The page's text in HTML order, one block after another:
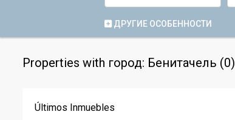
ДРУГИЕ ОСОБЕННОСТИ
Properties with город: Бенитачель (0)
Últimos Inmuebles